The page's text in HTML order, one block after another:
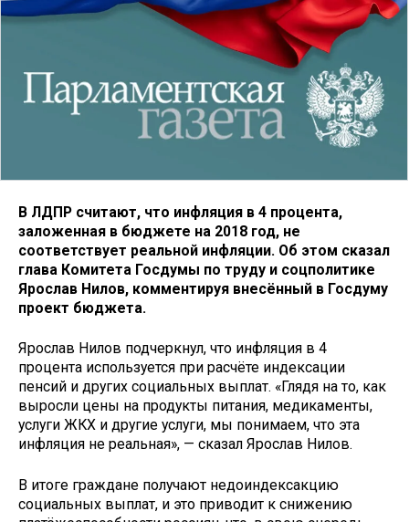
В ЛДПР считают, что инфляция в 4 процента,
заложенная в бюджете на 2018 год, не
соответствует реальной инфляции. Об этом сказал
глава Комитета Госдумы по труду и соцполитике
Ярослав Нилов, комментируя внесённый в Госдуму
проект бюджета.
Ярослав Нилов подчеркнул, что инфляция в 4
процента используется при расчёте индексации
пенсий и других социальных выплат. «Глядя на то, как
выросли цены на продукты питания, медикаменты,
услуги ЖКХ и другие услуги, мы понимаем, что эта
инфляция не реальная», — сказал Ярослав Нилов.
В итоге граждане получают недоиндексакцию
социальных выплат, и это приводит к снижению